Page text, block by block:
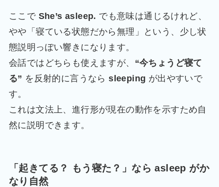
ここで She’s asleep. でも意味は通じるけれど、
やや「寝ている状態だから無理」という、少し状
態説明っぽい響きになります。
会話ではどちらも使えますが、 “今ちょうど寝て
る” を反射的に言うならsleeping が出やすいで
す。
これは文法上、進行形が現在の動作を示すため自
然に説明できます。
「起きてる？ もう寝た？」なら asleep がか
なり自然